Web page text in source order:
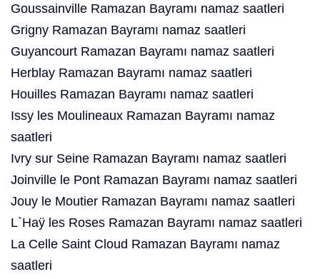
Goussainville Ramazan Bayramı namaz saatleri
Grigny Ramazan Bayramı namaz saatleri
Guyancourt Ramazan Bayramı namaz saatleri
Herblay Ramazan Bayramı namaz saatleri
Houilles Ramazan Bayramı namaz saatleri
Issy les Moulineaux Ramazan Bayramı namaz
saatleri
Ivry sur Seine Ramazan Bayramı namaz saatleri
Joinville le Pont Ramazan Bayramı namaz saatleri
Jouy le Moutier Ramazan Bayramı namaz saatleri
L`Haÿ les Roses Ramazan Bayramı namaz saatleri
La Celle Saint Cloud Ramazan Bayramı namaz
saatleri